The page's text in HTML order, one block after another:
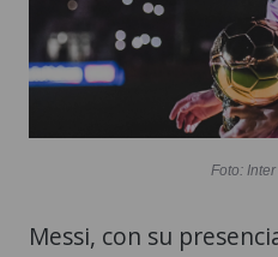
Foto:
Messi, con su